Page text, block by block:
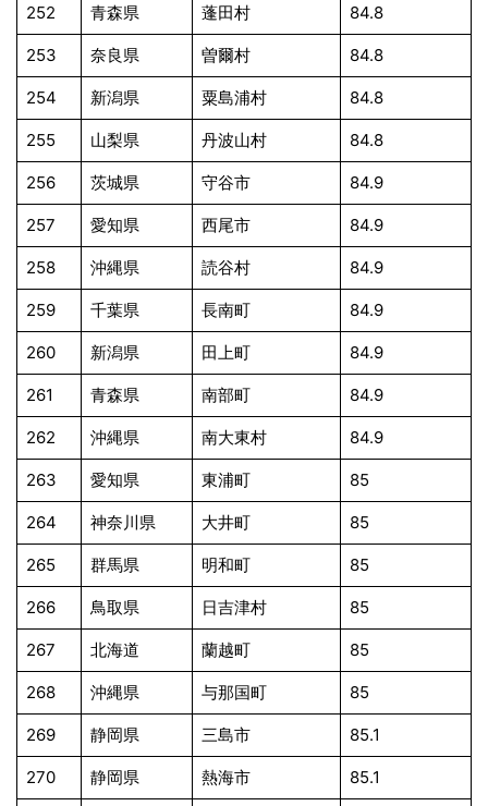
252 青森県 蓬田村 84.8
253 奈良県 曽爾村 84.8
254 新潟県 粟島浦村 84.8
255 山梨県 丹波山村 84.8
256 茨城県 守谷市 84.9
257 愛知県 西尾市 84.9
258 沖縄県 読谷村 84.9
259 千葉県 長南町 84.9
260 新潟県 田上町 84.9
261 青森県 南部町 84.9
262 沖縄県 南大東村 84.9
263 愛知県 東浦町 85
264 神奈川県 大井町 85
265 群馬県 明和町 85
266 鳥取県 日吉津村 85
267 北海道 蘭越町 85
268 沖縄県 与那国町 85
269 静岡県 三島市 85.1
270 静岡県 熱海市 85.1